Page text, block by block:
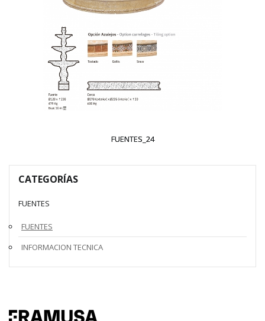
FUENTES_24
CATEGORÍAS
FUENTES
FUENTES
INFORMACION TECNICA